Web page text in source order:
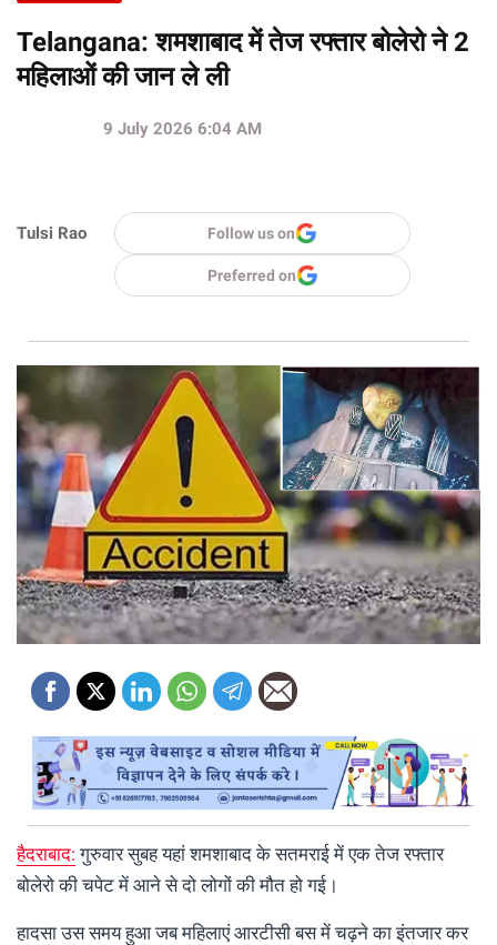
Telangana: शमशाबाद में तेज रफ्तार बोलेरो ने 2
महिलाओं की जान ले ली
Tulsi Rao
9 July 2026 6:04 AM
Follow us on
Preferred on
हैदराबाद: गुरुवार सुबह यहां शमशाबाद के सतमराई में एक तेज रफ्तार
बोलेरो की चपेट में आने से दो लोगों की मौत हो गई।
हादसा उस समय हुआ जब महिलाएं आरटीसी बस में चढ़ने का इंतजार कर